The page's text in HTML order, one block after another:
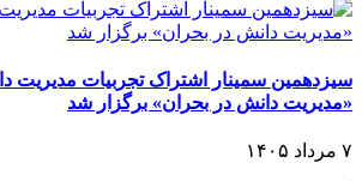
سیزدهمین سمینار اشتراک تجربیات مدیریت
«مدیریت دانش در بحران» برگزار شد
۷ مرداد ۱۴۰۵